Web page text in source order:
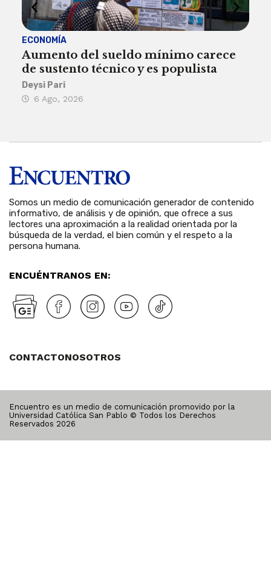
ECONOMÍA
Aumento del sueldo mínimo carece
de sustento técnico y es populista
Deysi Pari
6 Ago, 2026
Somos un medio de comunicación generador de contenido
informativo, de análisis y de opinión, que ofrece a sus
lectores una aproximación a la realidad orientada por la
búsqueda de la verdad, el bien común y el respeto a la
persona humana.
ENCUÉNTRANOS EN:
CONTACTONOSOTROS
Encuentro es un medio de comunicación promovido por la
Universidad Católica San Pablo © Todos los Derechos
Reservados 2026